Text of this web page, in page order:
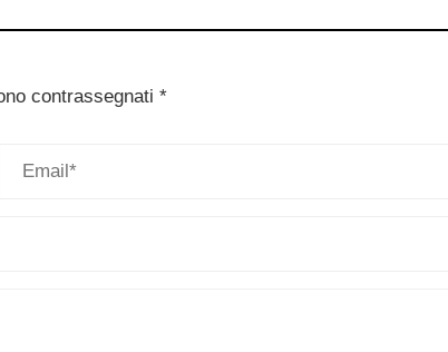
contrassegnati *